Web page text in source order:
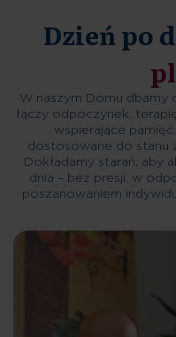
Dzień po
W naszym Domu dbamy
łączy odpoczynek,
wspierające
dostosowane do stanu
Dokładamy starań, aby
dnia – bez presji, w
poszanowaniem